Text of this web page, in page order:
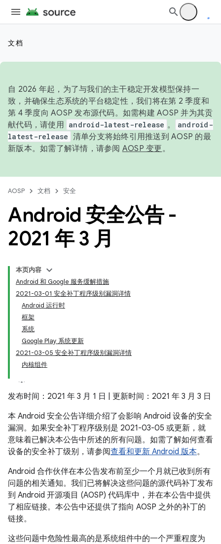
文档
自 2026 年起，为了与我们的主干稳定开发模型保持一
致，并确保生态系统的平台稳定性，我们将在第 2 季度和
第 4 季度向 AOSP 发布源代码。如需构建 AOSP 并为其贡
献代码，请使用 android-latest-release 。
android-
latest-release 清单分支将始终引用推送到 AOSP 的最
新版本。如需了解详情，请参阅 AOSP 变更。
AOSP 文档 安全
Android 安全公告 -
2021 年 3 月
本页内容
Android 和 Google 服务缓解措施
2021-03-01 安全补丁程序级别漏洞详情
Android 运行时
框架
系统
Google Play 系统更新
2021-03-05 安全补丁程序级别漏洞详情
内核组件
发布时间：2021 年 3 月 1 日 | 更新时间：2021 年 3 月 3 日
本 Android 安全公告详细介绍了会影响 Android 设备的安全
漏洞。如果安全补丁程序级别是 2021-03-05 或更新，就
意味着已解决本公告中所述的所有问题。如需了解如何查看
设备的安全补丁级别，请参阅查看和更新 Android 版本。
Android 合作伙伴在本公告发布前至少一个月就已收到所有
问题的相关通知。我们已将解决这些问题的源代码补丁发布
到 Android 开源项目 (AOSP) 代码库中，并在本公告中提供
了相应链接。本公告中还提供了指向 AOSP 之外的补丁的
链接。
这些问题中危险性最高的是系统组件中的一个严重程度为